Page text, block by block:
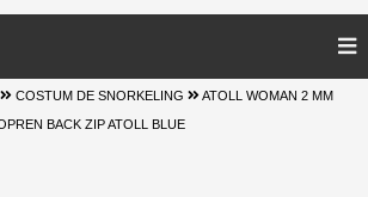
COSTUM DE SNORKELING ATOLL WOMAN 2 MM
BACK ZIP ATOLL BLUE